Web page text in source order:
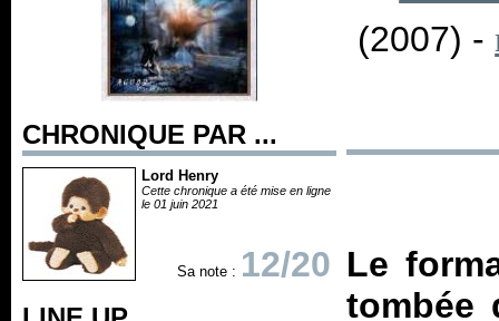
CHRONIQUE PAR ...
Lord Henry
Cette chronique a été mise en ligne
le 01 juin 2021
Sa note : 12/20
(2007) -
Le
tombée